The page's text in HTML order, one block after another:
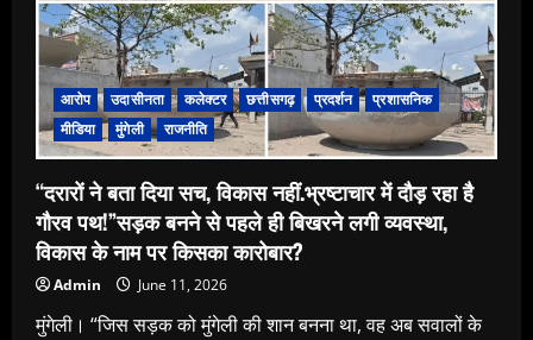
आरोप उदासीनता कलेक्टर छत्तीसगढ़ प्रदर्शन
प्रशासनिक
मीडिया
मुंगेली राजनीति
“दरारों ने बता दिया सच, विकास नहीं.भ्रष्टाचार में दौड़ रहा है
गौरव पथ!”सड़क बनने से पहले ही बिखरने लगी व्यवस्था,
विकास के नाम पर किसका कारोबार?
Admin June 11, 2026
मुंगेली। “जिस सड़क को मुंगेली की शान बनना था, वह अब सवालों के